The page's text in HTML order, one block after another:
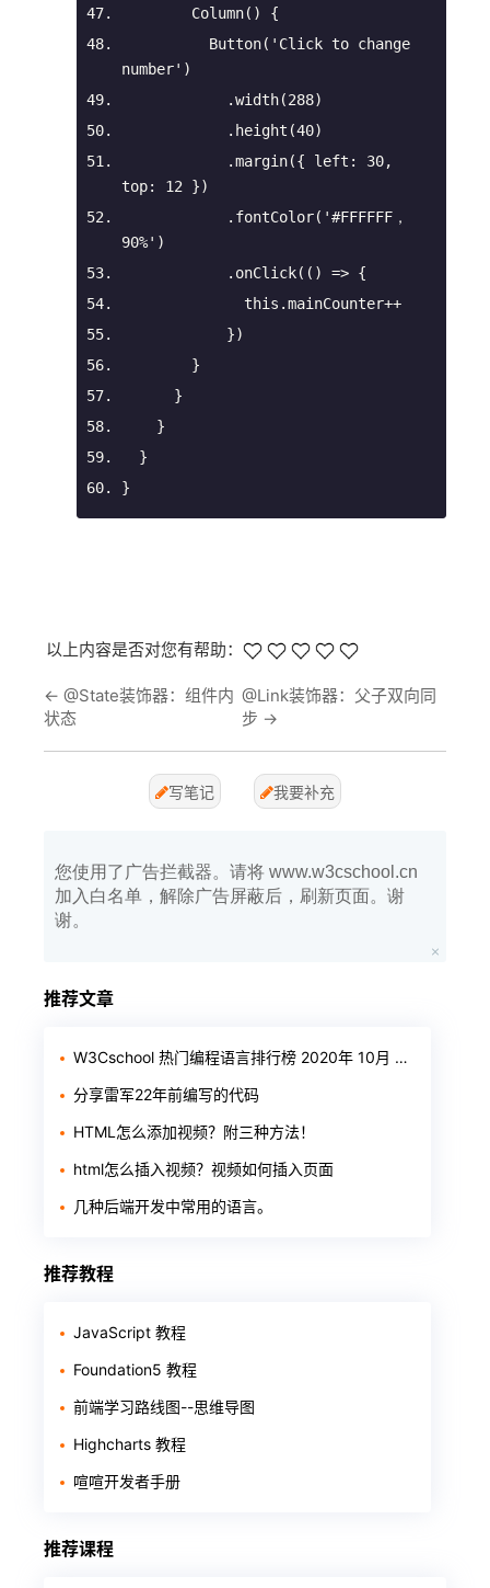
Column( )
{
          Button(
'Click to change
number' )
            .width(
288)
            .height(
40)
            .margin({
left : 30
top: 12 })
            .fontColor(
'#FFFFFF，
90%' )
            .onClick(
() => {
this .mainCounter++
            })
        }
      }
    }
  }
}
以上内容是否对您有帮助：
← @State装饰器：组件内
状态
@Link装饰器：父子双向同
步 →
写笔记 我要补充
您使用了广告拦截器。请将 www.w3cschool.cn
加入白名单，解除广告屏蔽后，刷新页面。谢
谢。
推荐文章
W3Cschool 热门编程语言排行榜 2020年 10月 TOP10
分享雷军22年前编写的代码
HTML怎么添加视频？附三种方法！
html怎么插入视频？视频如何插入页面
几种后端开发中常用的语言。
推荐教程
JavaScript 教程
Foundation5 教程
前端学习路线图--思维导图
Highcharts 教程
喧喧开发者手册
推荐课程